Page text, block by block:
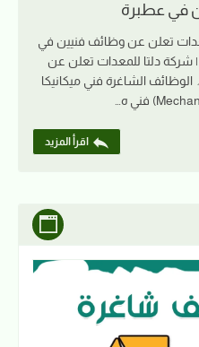
في عطبرة
تعلن عن وظائف فنيين في
| شركة دلتا للمعدات تعلن عن
فنيين في عطبرة 2026 📌 الوظائف الشاغرة فني ميكانيكا
اقرأ المزيد